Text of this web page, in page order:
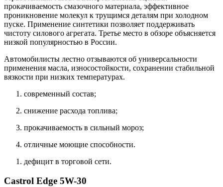
прокачиваемость смазочного материала, эффективное
проникновение молекул к трущимся деталям при холодном
пуске. Применение синтетики позволяет поддерживать
чистоту силового агрегата. Третье место в обзоре объясняется
низкой популярностью в России.
Автомобилисты лестно отзываются об универсальности
применения масла, износостойкости, сохранении стабильной
вязкости при низких температурах.
современный состав;
снижение расхода топлива;
прокачиваемость в сильный мороз;
отличные моющие способности.
дефицит в торговой сети.
Castrol Edge 5W-30